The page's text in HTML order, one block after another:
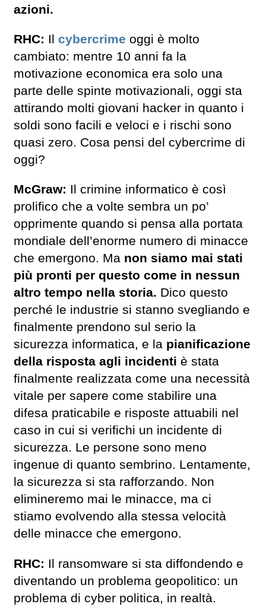
azioni.
RHC: Il cybercrime oggi è molto
cambiato: mentre 10 anni fa la
motivazione economica era solo una
parte delle spinte motivazionali, oggi sta
attirando molti giovani hacker in quanto i
soldi sono facili e veloci e i rischi sono
quasi zero. Cosa pensi del cybercrime di
oggi?
McGraw: Il crimine informatico è così
prolifico che a volte sembra un po’
opprimente quando si pensa alla portata
mondiale dell’enorme numero di minacce
che emergono. Ma non siamo mai stati
più pronti per questo come in nessun
altro tempo nella storia. Dico questo
perché le industrie si stanno svegliando e
finalmente prendono sul serio la
sicurezza informatica, e la pianificazione
della risposta agli incidenti è stata
finalmente realizzata come una necessità
vitale per sapere come stabilire una
difesa praticabile e risposte attuabili nel
caso in cui si verifichi un incidente di
sicurezza. Le persone sono meno
ingenue di quanto sembrino. Lentamente,
la sicurezza si sta rafforzando. Non
elimineremo mai le minacce, ma ci
stiamo evolvendo alla stessa velocità
delle minacce che emergono.
RHC: Il ransomware si sta diffondendo e
diventando un problema geopolitico: un
problema di cyber politica, in realtà.